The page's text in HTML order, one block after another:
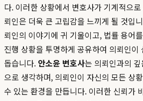
다. 이러한 상황에서 변호사가 기계적으
뢰인은 더욱 큰 고립감을 느끼게 될 것입
뢰인의 이야기에 귀 기울이고, 법률 용어
진행 상황을 투명하게 공유하여 의뢰인이
돕습니다. 안소윤 변호사는 의뢰인과의
으로 생각하며, 의뢰인이 자신의 모든 상
수 있는 환경을 만듭니다. 이러한 신뢰가